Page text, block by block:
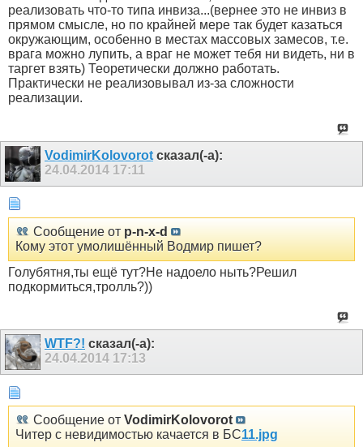
реализовать что-то типа инвиза...(вернее это не инвиз в
прямом смысле, но по крайней мере так будет казаться
окружающим, особенно в местах массовых замесов, т.е.
врага можно лупить, а враг не может тебя ни видеть, ни в
таргет взять) Теоретически должно работать.
Практически не реализовывал из-за сложности
реализации.
VodimirKolovorot сказал(-а):
24.04.2014 17:11
Сообщение от p-n-x-d
Кому этот умолишённый Водмир пишет?
Голубятня,ты ещё тут?Не надоело ныть?Решил
подкормиться,тролль?))
WTF?! сказал(-а):
24.04.2014 17:13
Сообщение от VodimirKolovorot
Читер с невидимостью качается в БС11.jpg